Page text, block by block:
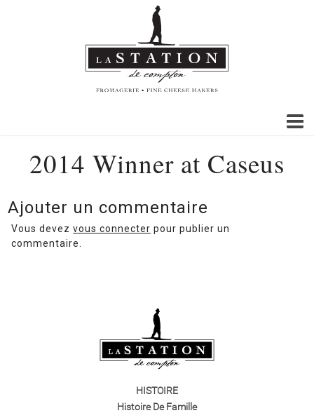
2014 Winner at Caseus
Ajouter un commentaire
Vous devezvous connecter pour publier un
commentaire.
HISTOIRE
Histoire De Famille